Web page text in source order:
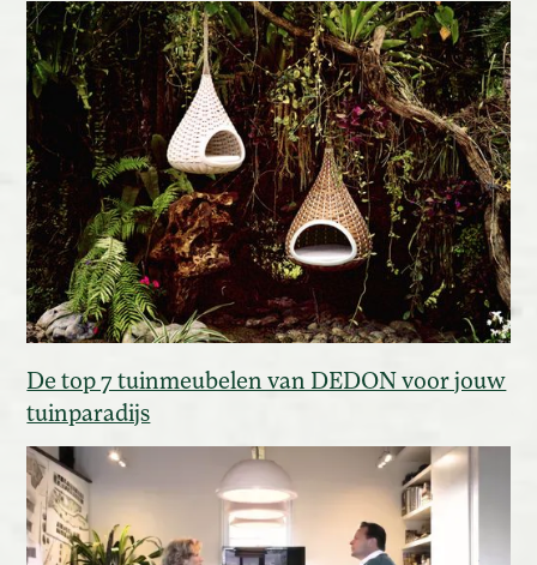
De top 7 tuinmeubelen van DEDON voor jouw
tuinparadijs